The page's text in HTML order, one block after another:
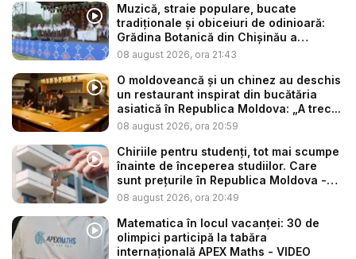
Muzică, straie populare, bucate
tradiționale și obiceiuri de odinioară:
Grădina Botanică din Chișinău a
găzdui...
08 august 2026, ora 21:43
O moldoveancă și un chinez au deschis
un restaurant inspirat din bucătăria
asiatică în Republica Moldova: „A trec...
08 august 2026, ora 20:59
Chiriile pentru studenți, tot mai scumpe
înainte de începerea studiilor. Care
sunt prețurile în Republica Moldova -
V...
08 august 2026, ora 20:49
Matematica în locul vacanței: 30 de
olimpici participă la tabăra
internațională APEX Maths - VIDEO